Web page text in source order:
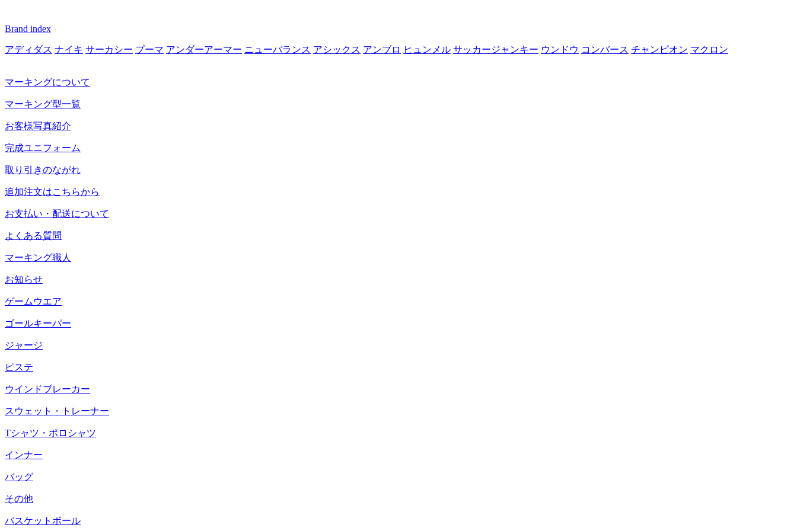
Brand index
アディダス ナイキ サーカシー プーマ アンダーアーマー ニューバランス アシックス アンブロ ヒュンメル サッカージャンキー ウンドウ コンバース チャンピオン マクロン
マーキングについて
マーキング型一覧
お客様写真紹介
完成ユニフォーム
取り引きのながれ
追加注文はこちらから
お支払い・配送について
よくある質問
マーキング職人
お知らせ
ゲームウエア
ゴールキーパー
ジャージ
ピステ
ウインドブレーカー
スウェット・トレーナー
Tシャツ・ポロシャツ
インナー
バッグ
その他
バスケットボール